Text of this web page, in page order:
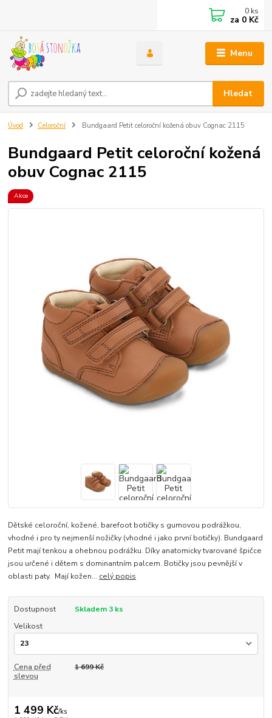
Menu
Hledat
0 ks
za 0 Kč
Úvod Celoroční Bundgaard Petit celoroční kožená obuv Cognac 2115
Bundgaard Petit celoroční kožená
obuv Cognac 2115
Akce
Dětské celoroční, kožené, barefoot botičky s gumovou podrážkou,
vhodné i pro ty nejmenší nožičky (vhodné i jako první botičky). Bundgaard
Petit mají tenkou a ohebnou podrážku. Díky anatomicky tvarované špičce
jsou určené i dětem s dominantním palcem. Botičky jsou pevnější v
oblasti paty. Mají kožen... celý popis
Dostupnost
Skladem 3 ks
Velikost
Cena před
slevou
1 699 Kč
1 499 Kč/ks